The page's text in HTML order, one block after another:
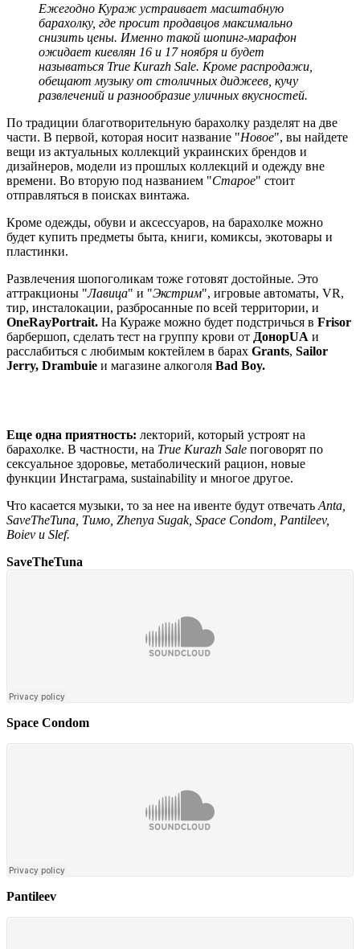
Ежегодно Кураж устраивает масштабную
барахолку, где просит продавцов максимально
снизить цены. Именно такой шопинг-марафон
ожидает киевлян 16 и 17 ноября и будет
называться True Kurazh Sale. Кроме распродажи,
обещают музыку от столичных диджеев, кучу
развлечений и разнообразие уличных вкусностей.
По традиции благотворительную барахолку разделят на две
части. В первой, которая носит название "Новое", вы найдете
вещи из актуальных коллекций украинских брендов и
дизайнеров, модели из прошлых коллекций и одежду вне
времени. Во вторую под названием "Старое" стоит
отправляться в поисках винтажа.
Кроме одежды, обуви и аксессуаров, на барахолке можно
будет купить предметы быта, книги, комиксы, экотовары и
пластинки.
Развлечения шопоголикам тоже готовят достойные. Это
аттракционы "Лавица" и "Экстрим", игровые автоматы, VR,
тир, инсталокации, разбросанные по всей территории, и
OneRayPortrait. На Кураже можно будет подстричься в Frisor
барбершоп, сделать тест на группу крови от ДонорUA и
расслабиться с любимым коктейлем в барах Grants, Sailor
Jerry, Drambuie и магазине алкоголя Bad Boy.
Еще одна приятность: лекторий, который устроят на
барахолке. В частности, на True Kurazh Sale поговорят по
сексуальное здоровье, метаболический рацион, новые
функции Инстаграма, sustainability и многое другое.
Что касается музыки, то за нее на ивенте будут отвечать Anta,
SaveTheTuna, Тимо, Zhenya Sugak, Space Condom, Pantileev,
Boiev и Slef.
SaveTheTuna
Space Condom
Pantileev